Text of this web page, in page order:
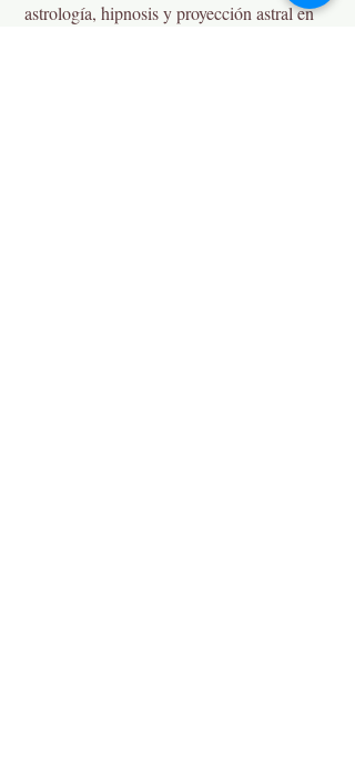
astrología, hipnosis y proyección astral en